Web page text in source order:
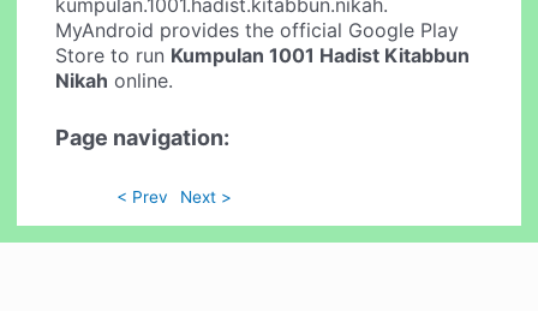
kumpulan.1001.hadist.kitabbun.nikah.
MyAndroid provides the official Google Play
Store to run Kumpulan 1001 Hadist Kitabbun
Nikah online.
Page navigation:
< Prev Next >